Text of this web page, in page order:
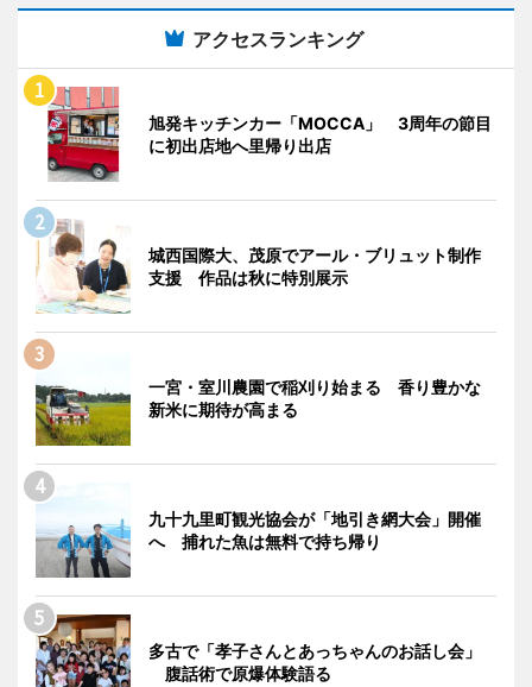
アクセスランキング
旭発キッチンカー「MOCCA」 3周年の節目
に初出店地へ里帰り出店
城西国際大、茂原でアール・ブリュット制作
支援 作品は秋に特別展示
一宮・室川農園で稲刈り始まる 香り豊かな
新米に期待が高まる
九十九里町観光協会が「地引き網大会」開催
へ 捕れた魚は無料で持ち帰り
多古で「孝子さんとあっちゃんのお話し会」
腹話術で原爆体験語る